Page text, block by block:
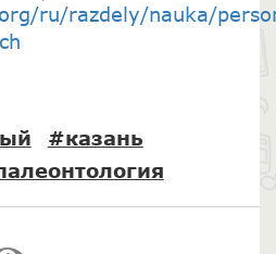
ru/razdely/nauka/
#казань